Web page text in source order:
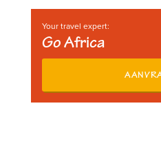
Your travel expert:
Go Africa